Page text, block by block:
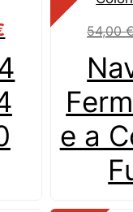
attuale
è:
23,04 €.
e a
54,00